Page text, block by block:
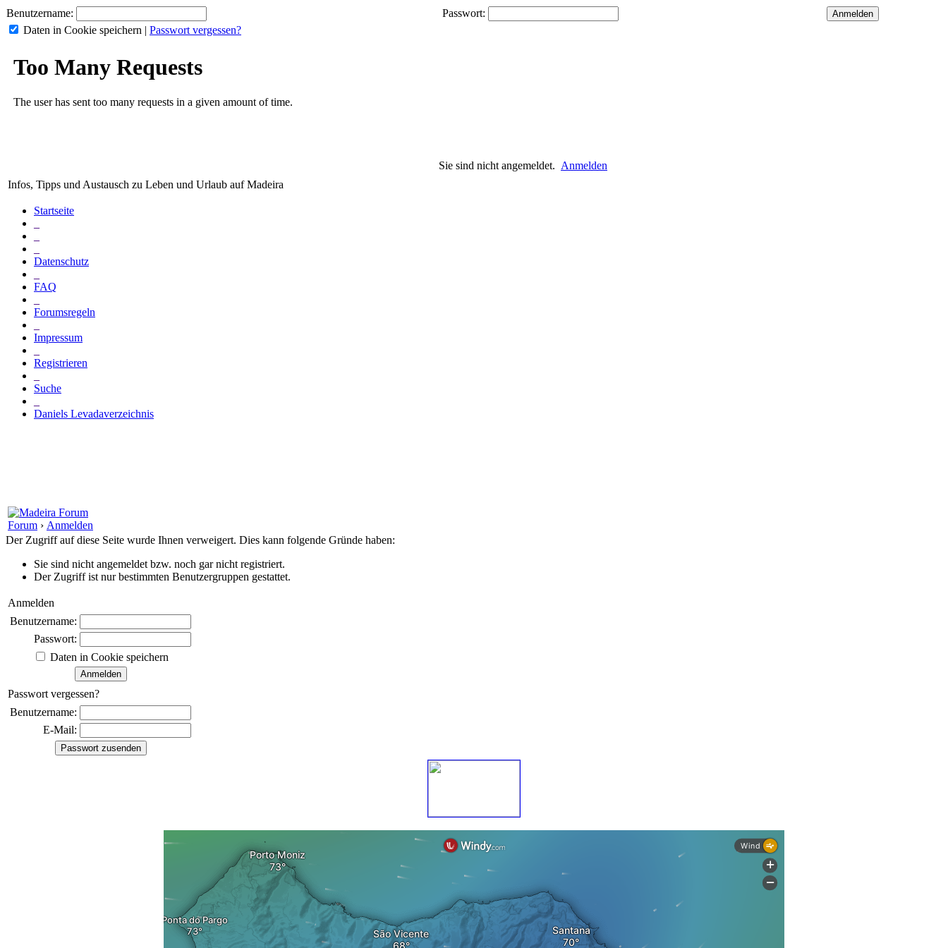
Benutzername:
Passwort:
Daten in Cookie speichern | Passwort vergessen?
Sie sind nicht angemeldet. Anmelden
Infos, Tipps und Austausch zu Leben und Urlaub auf Madeira
Startseite
Datenschutz
FAQ
Forumsregeln
Impressum
Registrieren
Suche
Daniels Levadaverzeichnis
Forum › Anmelden
Der Zugriff auf diese Seite wurde Ihnen verweigert. Dies kann folgende Gründe haben:
Sie sind nicht angemeldet bzw. noch gar nicht registriert.
Der Zugriff ist nur bestimmten Benutzergruppen gestattet.
Anmelden
Benutzername:
Passwort:
Daten in Cookie speichern
Passwort vergessen?
Benutzername:
E-Mail: